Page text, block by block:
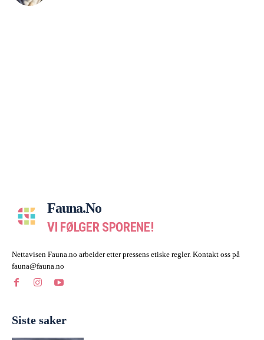
Fauna.no
VI FØLGER SPORENE!
Nettavisen Fauna.no arbeider etter pressens etiske regler. Kontakt oss på
fauna@fauna.no
Siste saker